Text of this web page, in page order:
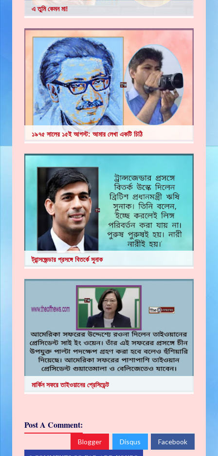
এ তুমি কেমন মা!
১৯৭৫ সালের ১৫ই আগস্ট: আমার লেখা একটি চিঠি
ট্রান্সজেন্ডার প্রসঙ্গে বিতর্কে সুনাক
মার্কিন সফরে তাইওয়ানের প্রেসিডেন্ট
Post A Comment:
Blogger Disqus Facebook